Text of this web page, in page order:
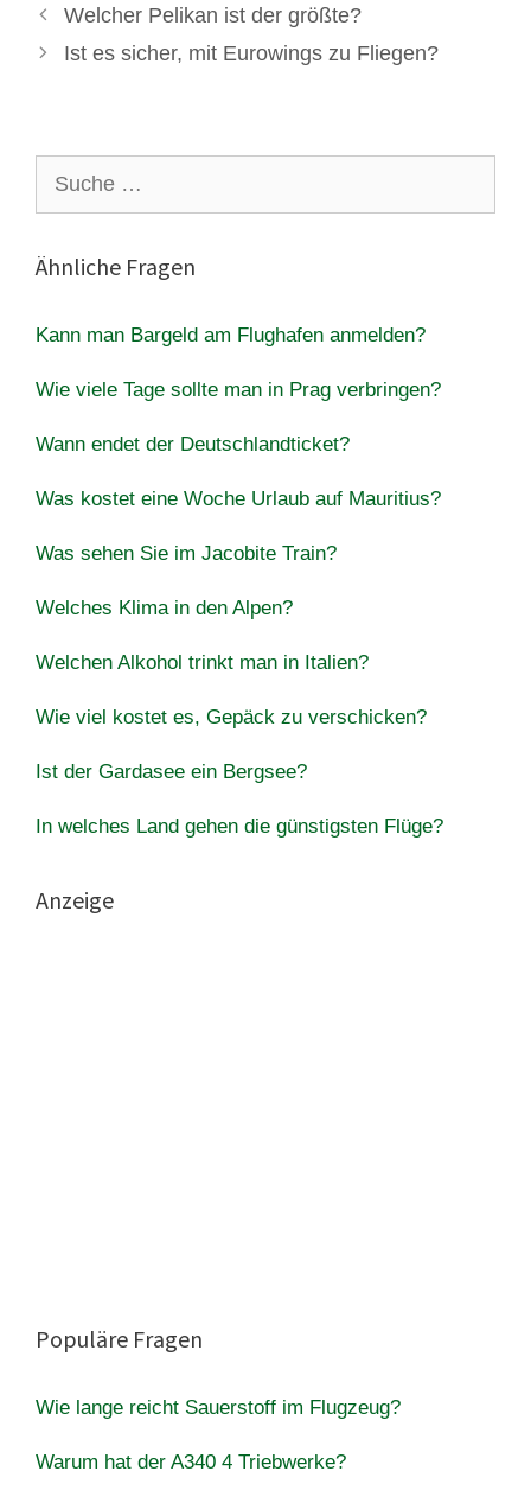
Welcher Pelikan ist der größte?
Ist es sicher, mit Eurowings zu Fliegen?
nach:
Ähnliche Fragen
Kann man Bargeld am Flughafen anmelden?
Wie viele Tage sollte man in Prag verbringen?
Wann endet der Deutschlandticket?
Was kostet eine Woche Urlaub auf Mauritius?
Was sehen Sie im Jacobite Train?
Welches Klima in den Alpen?
Welchen Alkohol trinkt man in Italien?
Wie viel kostet es, Gepäck zu verschicken?
Ist der Gardasee ein Bergsee?
In welches Land gehen die günstigsten Flüge?
Anzeige
Populäre Fragen
Wie lange reicht Sauerstoff im Flugzeug?
Warum hat der A340 4 Triebwerke?